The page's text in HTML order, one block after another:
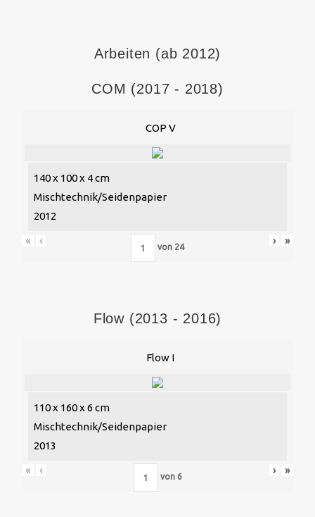
Arbeiten (ab 2012)
COM (2017 - 2018)
COP V
140 x 100 x 4 cm
Mischtechnik/Seidenpapier
2012
« ‹
von 24
› »
Flow (2013 - 2016)
Flow I
110 x 160 x 6 cm
Mischtechnik/Seidenpapier
2013
« ‹
von 6
› »